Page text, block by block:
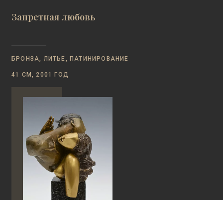
Запретная любовь
БРОНЗА, ЛИТЬЕ, ПАТИНИРОВАНИЕ
41 СМ, 2001 ГОД